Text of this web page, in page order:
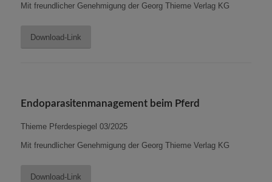
Mit freundlicher Genehmigung der Georg Thieme Verlag KG
Download-Link
Endoparasitenmanagement beim Pferd
Thieme Pferdespiegel 03/2025
Mit freundlicher Genehmigung der Georg Thieme Verlag KG
Download-Link